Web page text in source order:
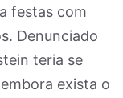
festas com
Denunciado
teria se
exista o